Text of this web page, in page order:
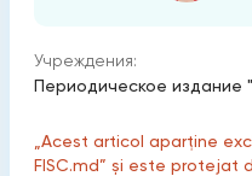
Учреждения:
Периодическое издание
„Acest articol aparține
FISC.md” și este protejat